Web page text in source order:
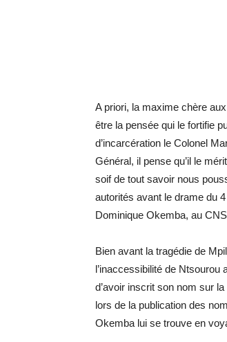
A priori, la maxime chère aux
être la pensée qui le fortifie
d’incarcération le Colonel
Général, il pense qu’il le
soif de tout savoir nous
autorités avant le drame du
Dominique Okemba, au
Bien avant la tragédie de
l’inaccessibilité de Ntsourou
d’avoir inscrit son nom sur
lors de la publication des
Okemba lui se trouve en